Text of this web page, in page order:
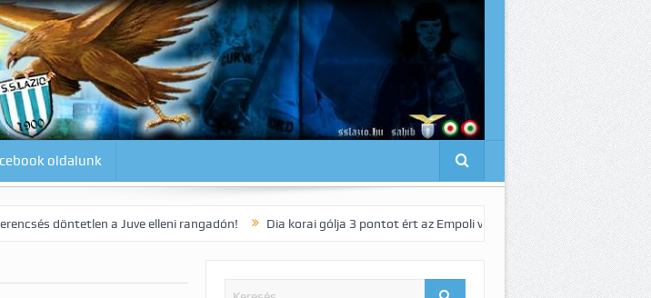
oldalunk
a Juve elleni rangadón! Dia korai gólja 3 pontot ért az Empoli vendégeként! Pedro elnyűhetetlen!:-)